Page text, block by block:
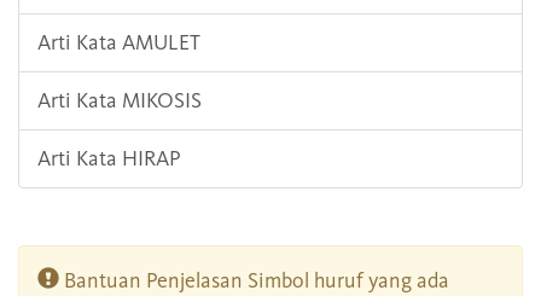
Arti Kata AMULET
Arti Kata MIKOSIS
Arti Kata HIRAP
Bantuan Penjelasan Simbol huruf yang ada